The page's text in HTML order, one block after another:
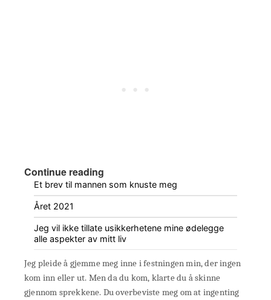
Continue reading
Et brev til mannen som knuste meg
Året 2021
Jeg vil ikke tillate usikkerhetene mine ødelegge
alle aspekter av mitt liv
Jeg pleide å gjemme meg inne i festningen min, der ingen
kom inn eller ut. Men da du kom, klarte du å skinne
gjennom sprekkene. Du overbeviste meg om at ingenting